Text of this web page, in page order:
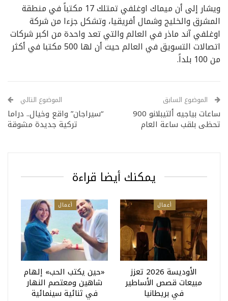
ويشار إلى أن ميماك اوغلفي تمتلك 17 مكتباً في منطقة
المشرق والخليج وشمال أفريقيا، وتشكل جزءا من شركة
اوغلفي آند ماذر في العالم والتي تعد واحدة من اكبر شركات
اتصالات التسويق في العالم حيث أن لها 500 مكتبا في أكثر
من 100 بلداً.
الموضوع السابق
ساعات بياجيه ألتيبلانو 900
تحظى بلقب ساعة العام
الموضوع التالي
“سيراجان” واقع وخيال.. دراما
تركية جديدة مشوقة
يمكنك أيضا قراءة
أعمال
الأوديسة 2026 تعزز
مبيعات قصص الأساطير
في بريطانيا
أعمال
«حين يكتب الحب» إلهام
شاهين ومعتصم النهار
في ثنائية سينمائية